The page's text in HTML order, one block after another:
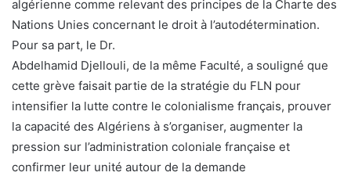
algérienne comme relevant des principes de la Charte des
Nations Unies concernant le droit à l’autodétermination.
Pour sa part, le Dr.
Abdelhamid Djellouli, de la même Faculté, a souligné que
cette grève faisait partie de la stratégie du FLN pour
intensifier la lutte contre le colonialisme français, prouver
la capacité des Algériens à s’organiser, augmenter la
pression sur l’administration coloniale française et
confirmer leur unité autour de la demande